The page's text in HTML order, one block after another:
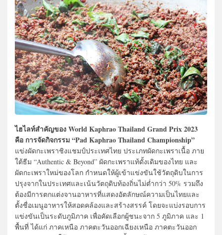
ไฮไลท์สำคัญของ World Kaphrao Thailand Grand Prix 2023
คือ การจัดกิจกรรม “Pad Kaphrao Thailand Championship”
แข่งผัดกะเพราชิงแชมป์ประเทศไทย ประเภทผัดกะเพราเนื้อ ภาย
ใต้ธีม “Authentic & Beyond” ผัดกะเพราแท้ดั้งเดิมของไทย และ
ผัดกะเพราใหม่ของโลก กำหนดให้ผู้เข้าแข่งขันใช้วัตถุดิบในการ
ปรุงจากในประเทศและเน้นวัตถุดิบท้องถิ่นไม่ต่ำกว่า 50% รวมถึง
ต้องมีการตกแต่งจานอาหารที่แสดงอัตลักษณ์ความเป็นไทยและ
ตั้งชื่อเมนูอาหารให้สอดคล้องและสร้างสรรค์ โดยจะแบ่งรอบการ
แข่งขันเป็นระดับภูมิภาค เพื่อคัดเลือกผู้ชนะจาก 5 ภูมิภาค และ 1
พื้นที่ ได้แก่ ภาคเหนือ ภาคตะวันออกเฉียงเหนือ ภาคตะวันออก